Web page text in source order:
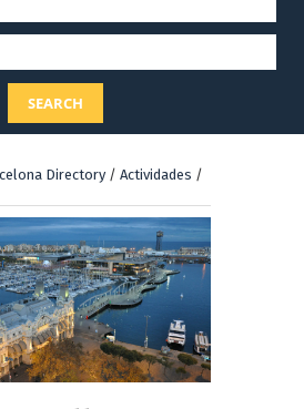
SEARCH
Directory/ Actividades /